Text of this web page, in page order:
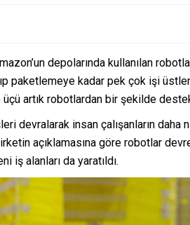
depolarında kullanılan
paketlemeye kadar pek çok işi
artık robotlardan bir şekilde
devralarak insan çalışanların
açıklamasına göre robotlar
iş alanları da yaratıldı.